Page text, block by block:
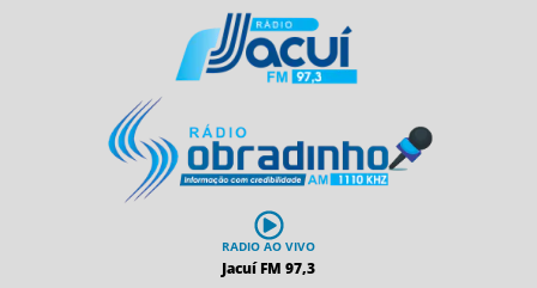
RADIO AO VIVO
Jacuí FM 97,3